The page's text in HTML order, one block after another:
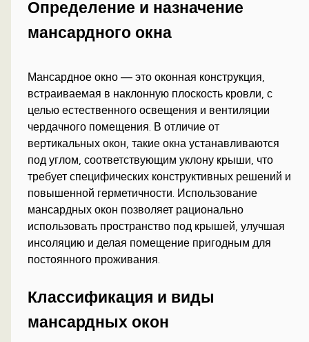
Определение и назначение
мансардного окна
Мансардное окно — это оконная конструкция,
встраиваемая в наклонную плоскость кровли, с
целью естественного освещения и вентиляции
чердачного помещения. В отличие от
вертикальных окон, такие окна устанавливаются
под углом, соответствующим уклону крыши, что
требует специфических конструктивных решений и
повышенной герметичности. Использование
мансардных окон позволяет рационально
использовать пространство под крышей, улучшая
инсоляцию и делая помещение пригодным для
постоянного проживания.
Классификация и виды
мансардных окон